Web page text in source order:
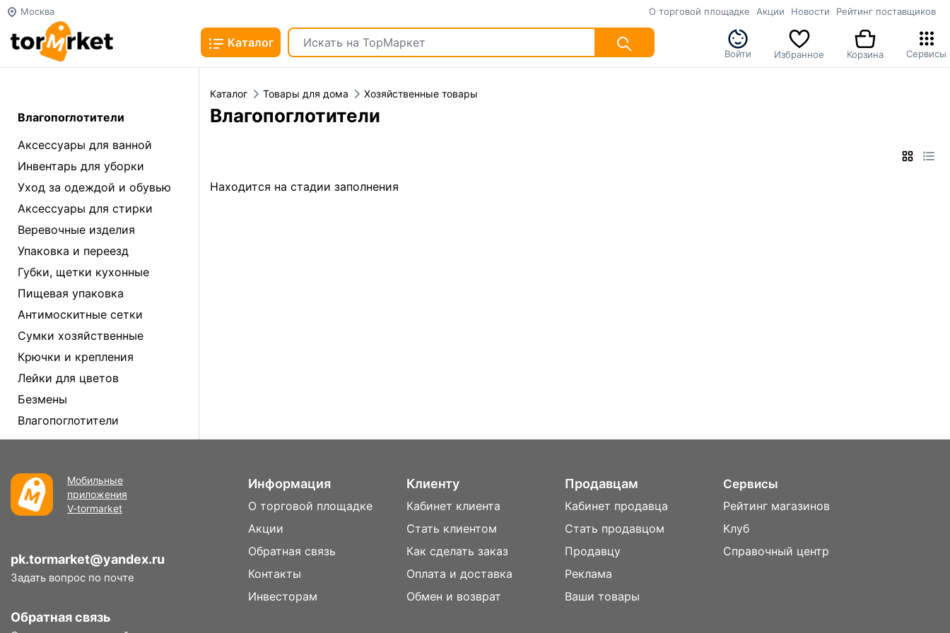
Москва О торговой площадке Акции Новости Рейтинг поставщиков
Каталог
Войти Избранное Корзина Сервисы
Влагопоглотители
Аксессуары для ванной
Инвентарь для уборки
Уход за одеждой и обувью
Аксессуары для стирки
Веревочные изделия
Упаковка и переезд
Губки, щетки кухонные
Пищевая упаковка
Антимоскитные сетки
Сумки хозяйственные
Крючки и крепления
Лейки для цветов
Безмены
Влагопоглотители
Каталог Товары для дома Хозяйственные товары
Влагопоглотители
Находится на стадии заполнения
Мобильные
приложения
V-tormarket
pk.tormarket@yandex.ru
Задать вопрос по почте
Обратная связь
Информация
О торговой площадке
Акции
Обратная связь
Контакты
Инвесторам
Клиенту
Кабинет клиента
Стать клиентом
Как сделать заказ
Оплата и доставка
Обмен и возврат
Продавцам
Кабинет продавца
Стать продавцом
Продавцу
Реклама
Ваши товары
Сервисы
Рейтинг магазинов
Клуб
Справочный центр